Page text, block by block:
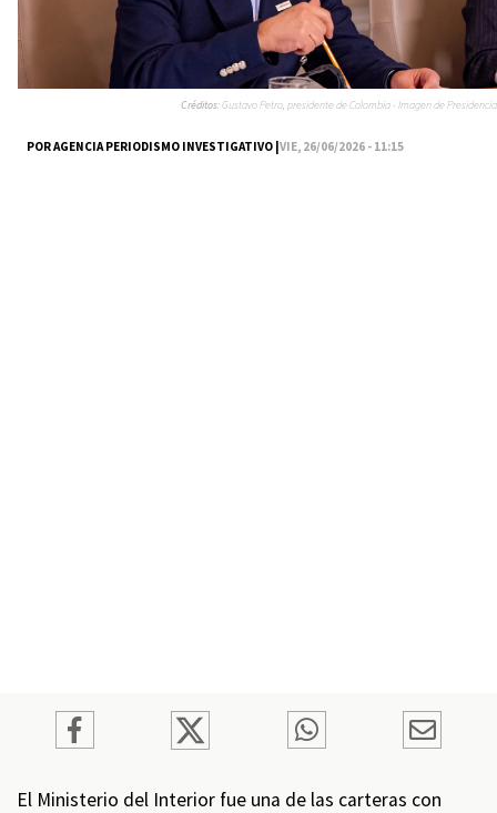
POR AGENCIA PERIODISMO INVESTIGATIVO |VIE, 26/06/2026 - 11:15
Créditos:Gustavo Petro, presidente de Colombia - Imagen de Presidencia
El Ministerio del Interior fue una de las carteras con